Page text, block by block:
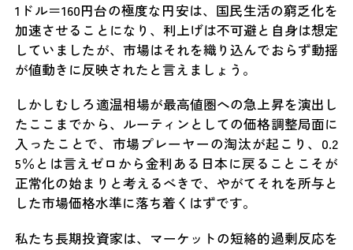
1ドル＝160円台の極度な円安は、国民生活の窮乏化を
加速させることになり、利上げは不可避と自身は想定
していましたが、市場はそれを織り込んでおらず動揺
が値動きに反映されたと言えましょう。
しかしむしろ適温相場が最高値圏への急上昇を演出し
たここまでから、ルーティンとしての価格調整局面に
入ったことで、市場プレーヤーの淘汰が起こり、0.2
5％とは言えゼロから金利ある日本に戻ることこそが
正常化の始まりと考えるべきで、やがてそれを所与と
した市場価格水準に落ち着くはずです。
私たち長期投資家は、マーケットの短絡的過剰反応を